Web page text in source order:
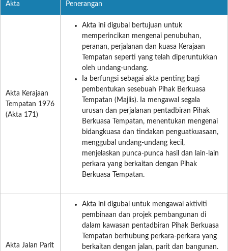
Akta Penerangan
Akta Kerajaan
Tempatan 1976
(Akta 171)
Akta ini digubal bertujuan untuk
memperincikan mengenai penubuhan,
peranan, perjalanan dan kuasa Kerajaan
Tempatan seperti yang telah diperuntukkan
oleh undang-undang.
Ia berfungsi sebagai akta penting bagi
pembentukan sesebuah Pihak Berkuasa
Tempatan (Majlis). Ia mengawal segala
urusan dan perjalanan pentadbiran Pihak
Berkuasa Tempatan, menentukan mengenai
bidangkuasa dan tindakan penguatkuasaan,
menggubal undang-undang kecil,
menjelaskan punca-punca hasil dan lain-lain
perkara yang berkaitan dengan Pihak
Berkuasa Tempatan.
Akta Jalan Parit
Akta ini digubal untuk mengawal aktiviti
pembinaan dan projek pembangunan di
dalam kawasan pentadbiran Pihak Berkuasa
Tempatan berhubung perkara-perkara yang
berkaitan dengan jalan, parit dan bangunan.